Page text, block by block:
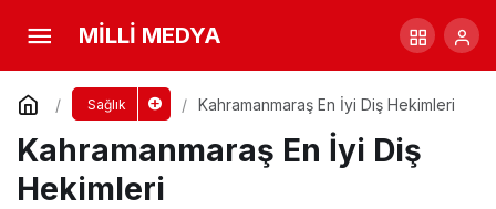
MİLLİ MEDYA
Sağlık Kahramanmaraş En İyi Diş Hekimleri
Kahramanmaraş En İyi Diş
Hekimleri
Karabük En İyi Diş Hekimleri
Yorum Yap